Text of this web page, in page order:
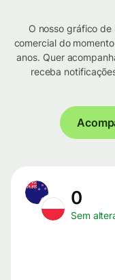
O nosso gráfico
comercial do
anos. Quer
receba
0
Sem